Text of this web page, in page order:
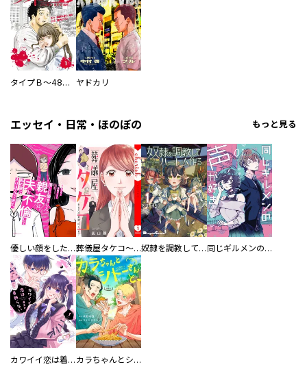
タイプＢ～48時間後、致死率100％～【単話】 ヤドカリ
エッセイ・日常・ほのぼの もっと見る
優しい顔をした親友は、夫と不倫して私の家に入り込んできた。 葬儀屋タケコ～あなたの最期、叶えます【電子単行本版】 奴隷を調教してハーレム作る 同じギルメンの声が好き
カワイイ恋は着飾らない カラちゃんとシトーさんと、 【分冊版】